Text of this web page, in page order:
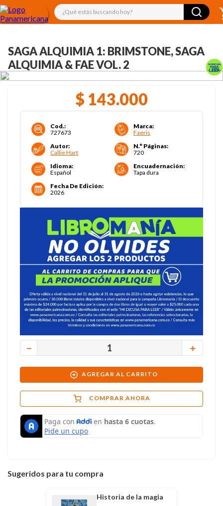
¿Qué estás buscando hoy?
SAGA ALQUIMIA 1: BRIMSTONE, SAGA
ALQUIMIA & FAE VOL. 2
$ 143.000
Cod.:
727673
Marca:
Faeris
Autor:
Callie Hart
N.° Páginas:
720
Idioma:
Español
Encuadernación:
Tapa dura
Fecha De Edición:
2026
＋
－
AGREGAR AL CARRITO
COMPRAR AHORA
Sugeridos para tu compra
Historia de la magia